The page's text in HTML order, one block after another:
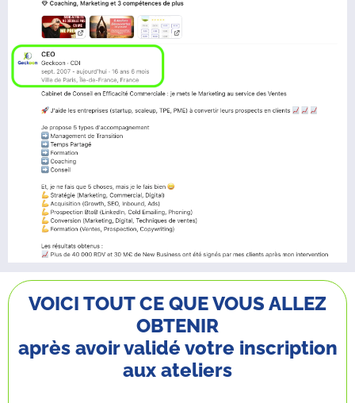
VOICI TOUT CE QUE VOUS ALLEZ
OBTENIR
après avoir validé votre inscription
aux ateliers